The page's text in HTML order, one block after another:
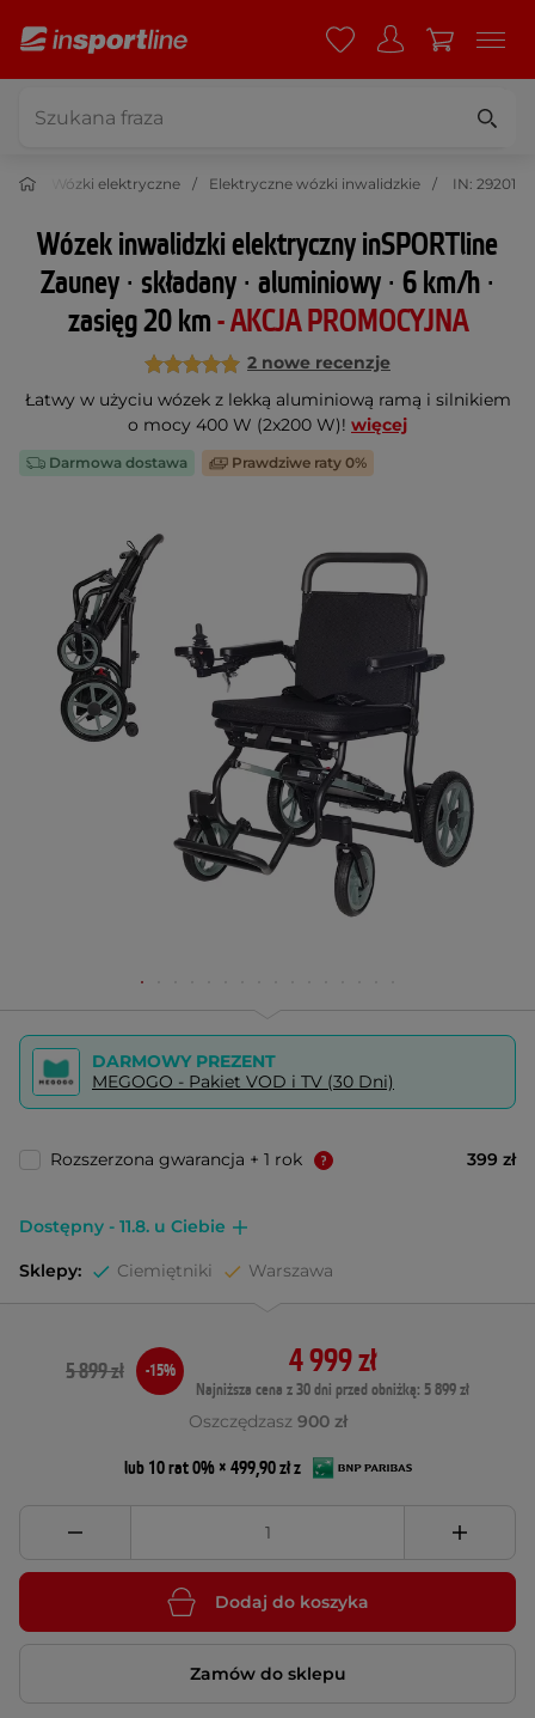
Wózki elektryczne Elektryczne wózki inwalidzkie IN: 29201
Wózek inwalidzki elektryczny inSPORTline
Zauney ∙ składany ∙ aluminiowy ∙ 6 km/h ∙
zasięg 20 km- AKCJA PROMOCYJNA
2 nowe recenzje
Łatwy w użyciu wózek z lekką aluminiową ramą i silnikiem
o mocy 400 W (2x200 W)! więcej
Darmowa dostawa Prawdziwe raty 0%
DARMOWY PREZENT
MEGOGO - Pakiet VOD i TV (30 Dni)
Rozszerzona gwarancja + 1 rok 399 zł
Dostępny - 11.8. u Ciebie
Sklepy: Ciemiętniki Warszawa
4 999 zł
Najniższa cena z 30 dni przed obniżką: 5 899 zł
5 899 zł -15%
Oszczędzasz 900 zł
lub 10 rat 0% × 499,90 zł z
Dodaj do koszyka
Zamów do sklepu